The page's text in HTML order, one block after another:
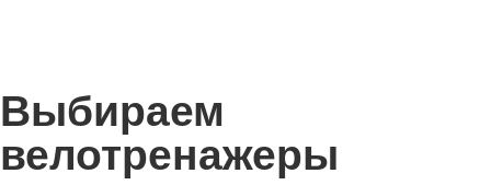
Выбираем
велотренажеры